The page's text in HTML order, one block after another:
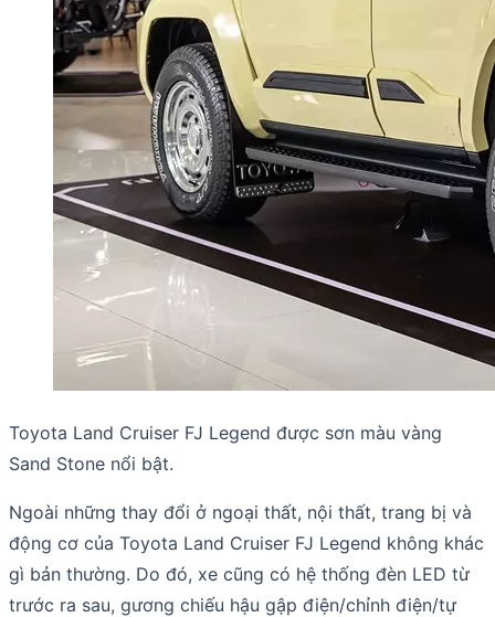
Toyota Land Cruiser FJ Legend được sơn màu vàng
Sand Stone nổi bật.
Ngoài những thay đổi ở ngoại thất, nội thất, trang bị và
động cơ của Toyota Land Cruiser FJ Legend không khác
gì bản thường. Do đó, xe cũng có hệ thống đèn LED từ
trước ra sau, gương chiếu hậu gập điện/chỉnh điện/tự